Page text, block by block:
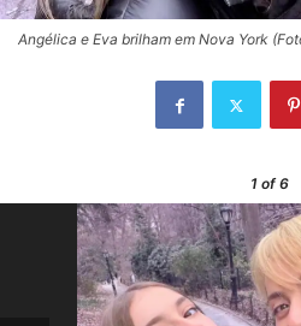
Angélica e Eva brilham em Nova York
1 of 6